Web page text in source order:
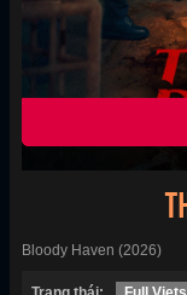
Bloody Haven (2026)